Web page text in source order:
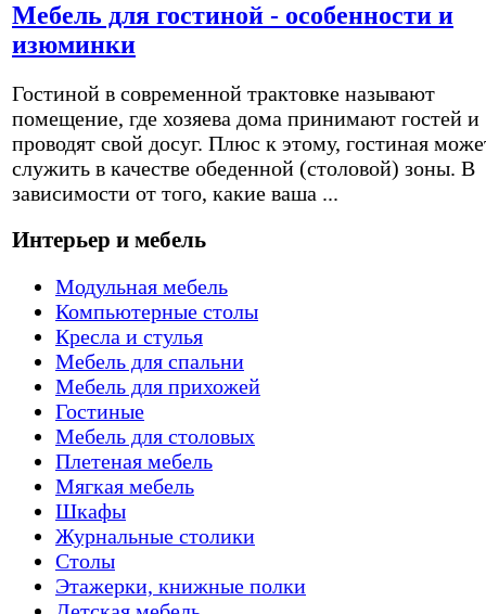
Мебель для гостиной - особенности и
изюминки
Гостиной в современной трактовке называют
помещение, где хозяева дома принимают гостей и
проводят свой досуг. Плюс к этому, гостиная
служить в качестве обеденной (столовой) зоны. В
зависимости от того, какие ваша ...
Интерьер и мебель
Модульная мебель
Компьютерные столы
Кресла и стулья
Мебель для спальни
Мебель для прихожей
Гостиные
Мебель для столовых
Плетеная мебель
Мягкая мебель
Шкафы
Журнальные столики
Столы
Этажерки, книжные полки